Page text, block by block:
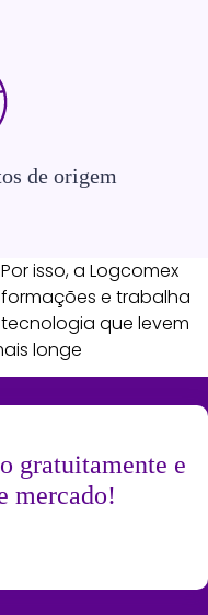
de origem
isso, a Logcomex
e trabalha
que levem
longe
gratuitamente e
mercado!